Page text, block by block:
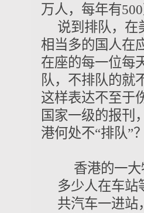
万人，每年有
说到排队，在
相当多的国人在
在座的每一位每
队，不排队的就
这样表达不至于
国家一级的报刊
港何处不“排队”
香港的一
多少人在车站
共汽车一进站